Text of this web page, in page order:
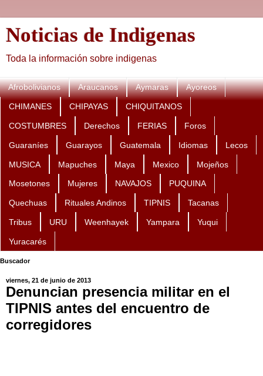
Noticias de Indigenas
Toda la información sobre indigenas
Afrobolivianos Araucanos Aymaras Ayoreos
CHIMANES CHIPAYAS CHIQUITANOS
COSTUMBRES Derechos FERIAS Foros
Guaraníes Guarayos Guatemala Idiomas Lecos
MUSICA Mapuches Maya Mexico Mojeños
Mosetones Mujeres NAVAJOS PUQUINA
Quechuas Rituales Andinos TIPNIS Tacanas
Tribus URU Weenhayek Yampara Yuqui
Yuracarés
Buscador
viernes, 21 de junio de 2013
Denuncian presencia militar en el
TIPNIS antes del encuentro de
corregidores